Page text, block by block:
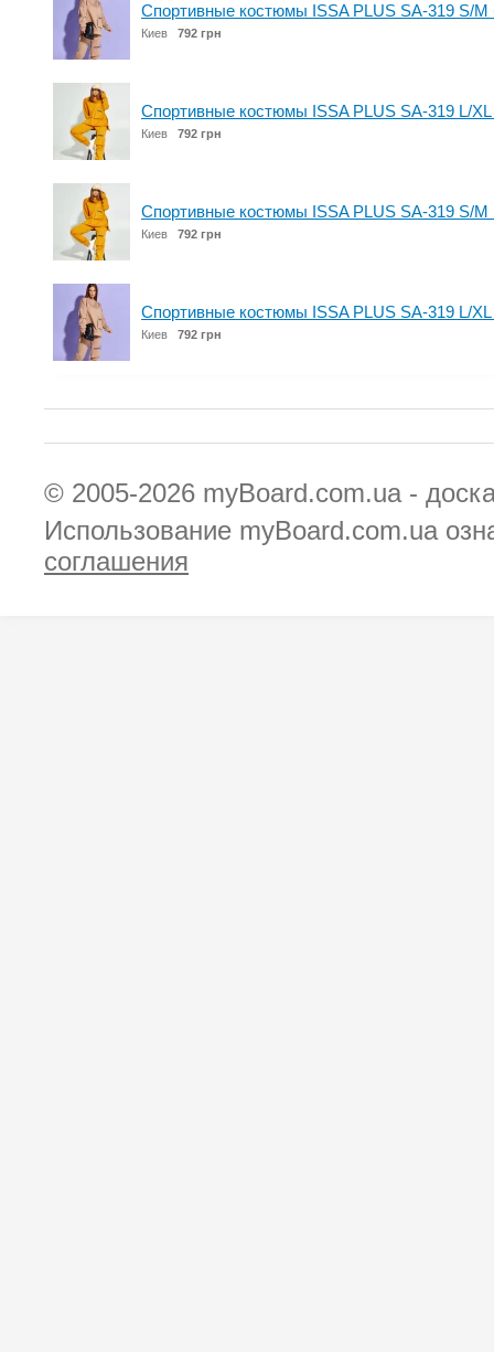
Спортивные костюмы ISSA PLUS SA-319 S/
Киев 792 грн
Спортивные костюмы ISSA PLUS SA-319 L/XL
Киев 792 грн
Спортивные костюмы ISSA PLUS SA-319 S/M
Киев 792 грн
Спортивные костюмы ISSA PLUS SA-319 L/
Киев 792 грн
© 2005-2026 myBoard.com.ua -
Использование myBoard.com.ua
соглашения